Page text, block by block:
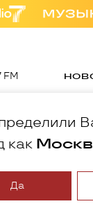
FM
как
Да